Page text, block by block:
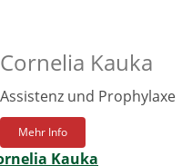
Cornelia Kauka
Assistenz und Prophylaxe
Mehr Info
Kauka